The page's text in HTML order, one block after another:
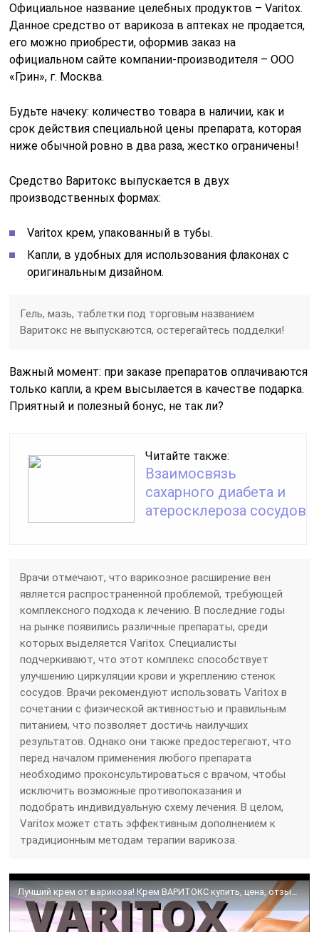
Официальное название целебных продуктов – Varitox.
Данное средство от варикоза в аптеках не продается,
его можно приобрести, оформив заказ на
официальном сайте компании-производителя – ООО
«Грин», г. Москва.
Будьте начеку: количество товара в наличии, как и
срок действия специальной цены препарата, которая
ниже обычной ровно в два раза, жестко ограничены!
Средство Варитокс выпускается в двух
производственных формах:
Varitox крем, упакованный в тубы.
Капли, в удобных для использования флаконах с
оригинальным дизайном.
Гель, мазь, таблетки под торговым названием
Варитокс не выпускаются, остерегайтесь подделки!
Важный момент: при заказе препаратов оплачиваются
только капли, а крем высылается в качестве подарка.
Приятный и полезный бонус, не так ли?
Читайте также:
Взаимосвязь
сахарного диабета и
атеросклероза сосудов
Врачи отмечают, что варикозное расширение вен
является распространенной проблемой, требующей
комплексного подхода к лечению. В последние годы
на рынке появились различные препараты, среди
которых выделяется Varitox. Специалисты
подчеркивают, что этот комплекс способствует
улучшению циркуляции крови и укреплению стенок
сосудов. Врачи рекомендуют использовать Varitox в
сочетании с физической активностью и правильным
питанием, что позволяет достичь наилучших
результатов. Однако они также предостерегают, что
перед началом применения любого препарата
необходимо проконсультироваться с врачом, чтобы
исключить возможные противопоказания и
подобрать индивидуальную схему лечения. В целом,
Varitox может стать эффективным дополнением к
традиционным методам терапии варикоза.
Лучший крем от варикоза! Крем ВАРИТОКС купить, цена, отзывы VARITOX от варикоза обзор